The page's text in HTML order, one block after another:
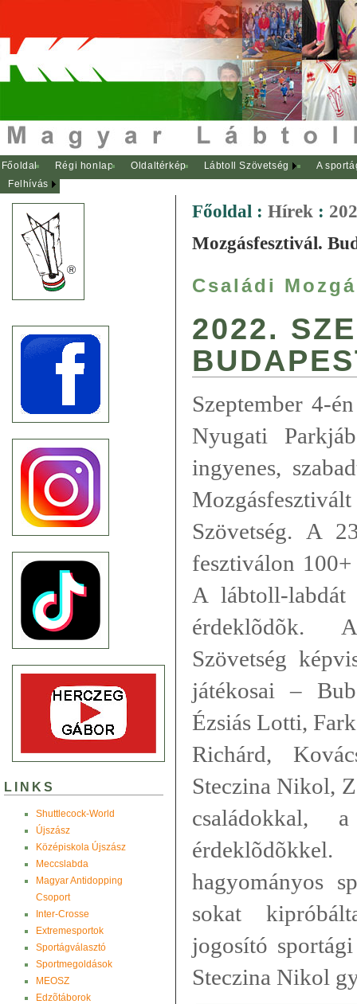
Főoldal Régi honlap Oldaltérkép Lábtoll Szövetség
A
Felhívás
LINKS
Shuttlecock-World
Újszász
Középiskola Újszász
Meccslabda
Magyar Antidopping
Csoport
Inter-Crosse
Extremesportok
Sportágválasztó
Sportmegoldások
MEOSZ
Edzõtáborok
Főoldal : Hírek :
Mozgásfesztivál.
Családi
2022.
Szeptember 4-
Nyugati
ingyenes,
Szövetség. A
fesztiválon
A lábtoll-labdát
érdeklõdõk.
Szövetség
játékosai –
Ézsiás Lotti,
Richárd,
Steczina Nikol,
hagyományos
sokat
jogosító
Steczina Nikol